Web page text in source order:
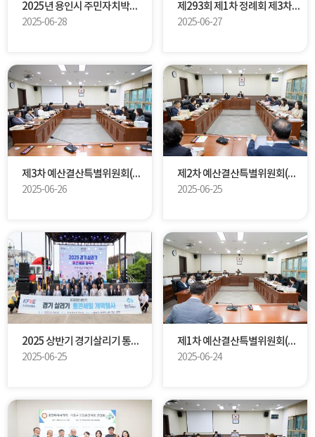
2025년 용인시 주민자치박람회
2025-06-28
제293회 제1차 정례회 제3차 본회의
2025-06-27
제3차 예산결산특별위원회(제293차 제1회 정례회)
2025-06-26
제2차 예산결산특별위원회(제293회 제1차 정례회)
2025-06-25
2025 상반기 경기살리기 통큰 세일
2025-06-25
제1차 예산결산특별위원회(제293회 제1차 정례회)
2025-06-24